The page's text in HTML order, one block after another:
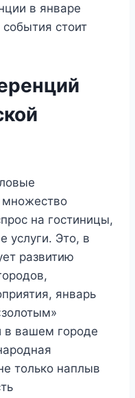
в январе
стоит
множество
на гостиницы,
услуги. Это, в
развитию
январь
вашем городе
только наплыв